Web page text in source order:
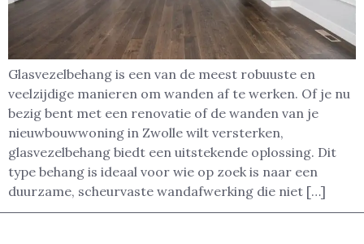
Glasvezelbehang is een van de meest robuuste en
veelzijdige manieren om wanden af te werken. Of je nu
bezig bent met een renovatie of de wanden van je
nieuwbouwwoning in Zwolle wilt versterken,
glasvezelbehang biedt een uitstekende oplossing. Dit
type behang is ideaal voor wie op zoek is naar een
duurzame, scheurvaste wandafwerking die niet […]